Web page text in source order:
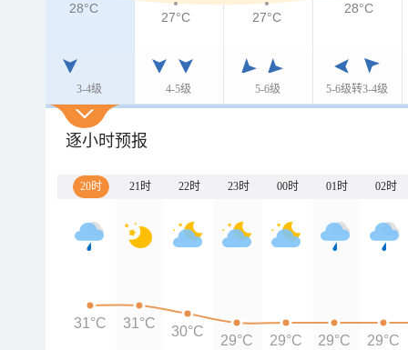
3-4级 4-5级 5-6级 5-6级转3-4级
28°C
27°C 27°C
28°C
逐小时预报
20时 21时 22时 23时 00时 01时 02时
31°C 31°C
30°C
29°C 29°C 29°C 29°C